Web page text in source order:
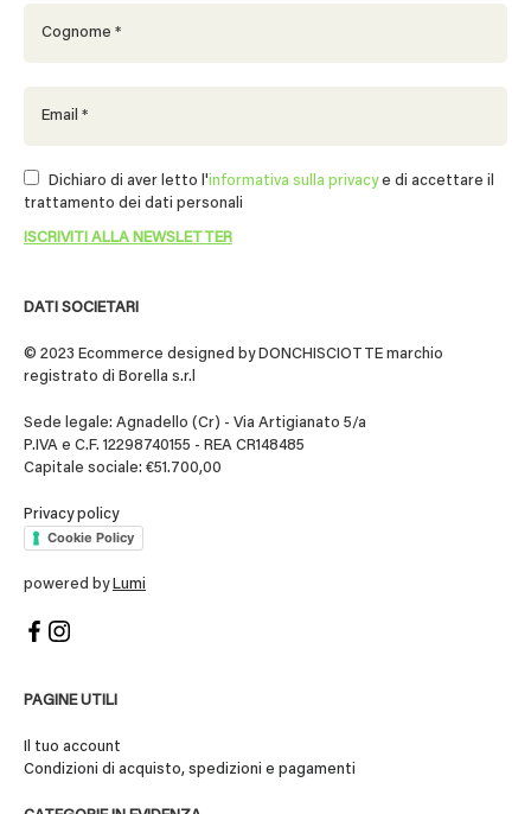
DATI SOCIETARI
© 2023 Ecommerce designed by DONCHISCIOTTE marchio
registrato di Borella s.r.l
Sede legale: Agnadello (Cr) - Via Artigianato 5/a
P.IVA e C.F. 12298740155 - REA CR148485
Capitale sociale: €51.700,00
Privacy policy
Cookie Policy
powered by Lumi
PAGINE UTILI
Il tuo account
Condizioni di acquisto, spedizioni e pagamenti
Dichiaro di aver letto l'informativa sulla privacye di accettare il
trattamento dei dati personali